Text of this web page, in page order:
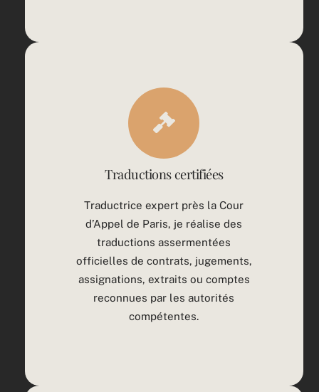
Traductions certifiées
Traductrice expert près la Cour
d’Appel de Paris, je réalise des
traductions assermentées
officielles de contrats, jugements,
assignations, extraits ou comptes
reconnues par les autorités
compétentes.